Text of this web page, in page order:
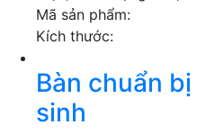
Mã sản phẩm:
Kích thước:
Bàn chuẩn
sinh